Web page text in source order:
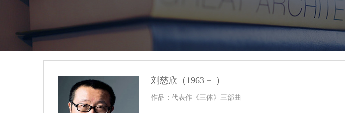
刘慈欣（1963－ ）
作品：代表作《三体》三部曲